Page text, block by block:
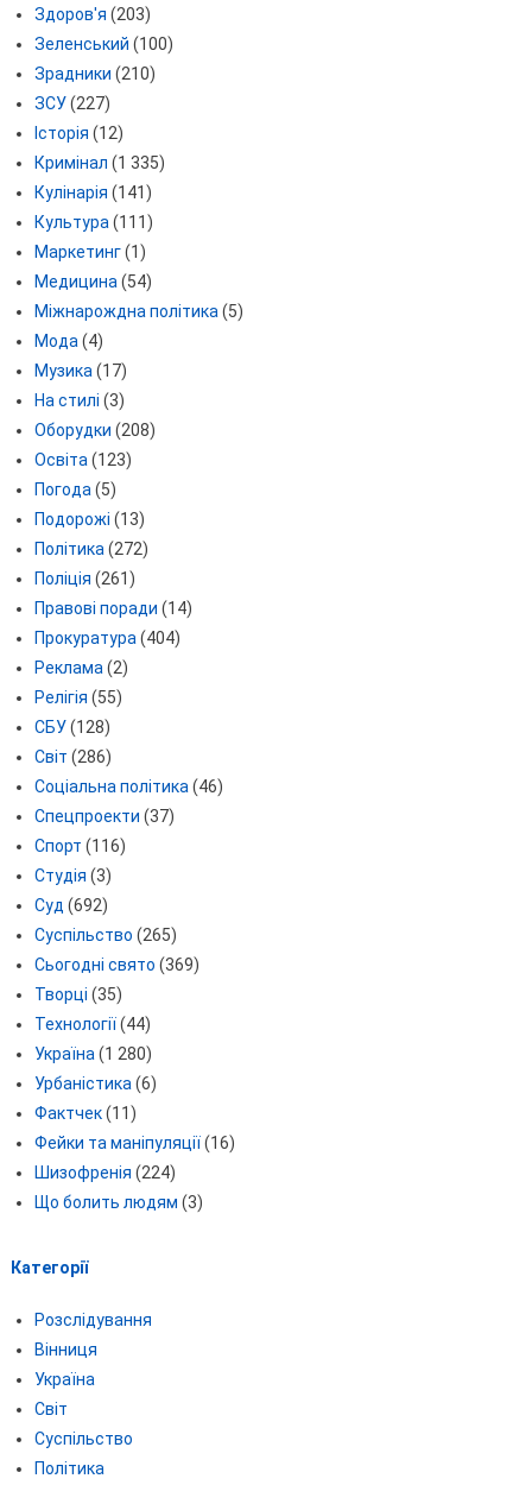
Здоров'я (203)
Зеленський (100)
Зрадники (210)
ЗСУ(227)
Історія (12)
Кримінал (1 335)
Кулінарія (141)
Культура (111)
Маркетинг(1)
Медицина (54)
Міжнарождна політика (5)
Мода (4)
Музика (17)
На стилі (3)
Оборудки (208)
Освіта (123)
Погода (5)
Подорожі (13)
Політика (272)
Поліція (261)
Правові поради (14)
Прокуратура (404)
Реклама (2)
Релігія (55)
СБУ(128)
Світ (286)
Соціальна політика (46)
Спецпроекти (37)
Спорт (116)
Студія (3)
Суд (692)
Суспільство (265)
Сьогодні свято (369)
Творці (35)
Технології(44)
Україна (1 280)
Урбаністика (6)
Фактчек(11)
Фейки та маніпуляції(16)
Шизофренія (224)
Що болить людям (3)
Категорії
Розслідування
Вінниця
Україна
Світ
Суспільство
Політика